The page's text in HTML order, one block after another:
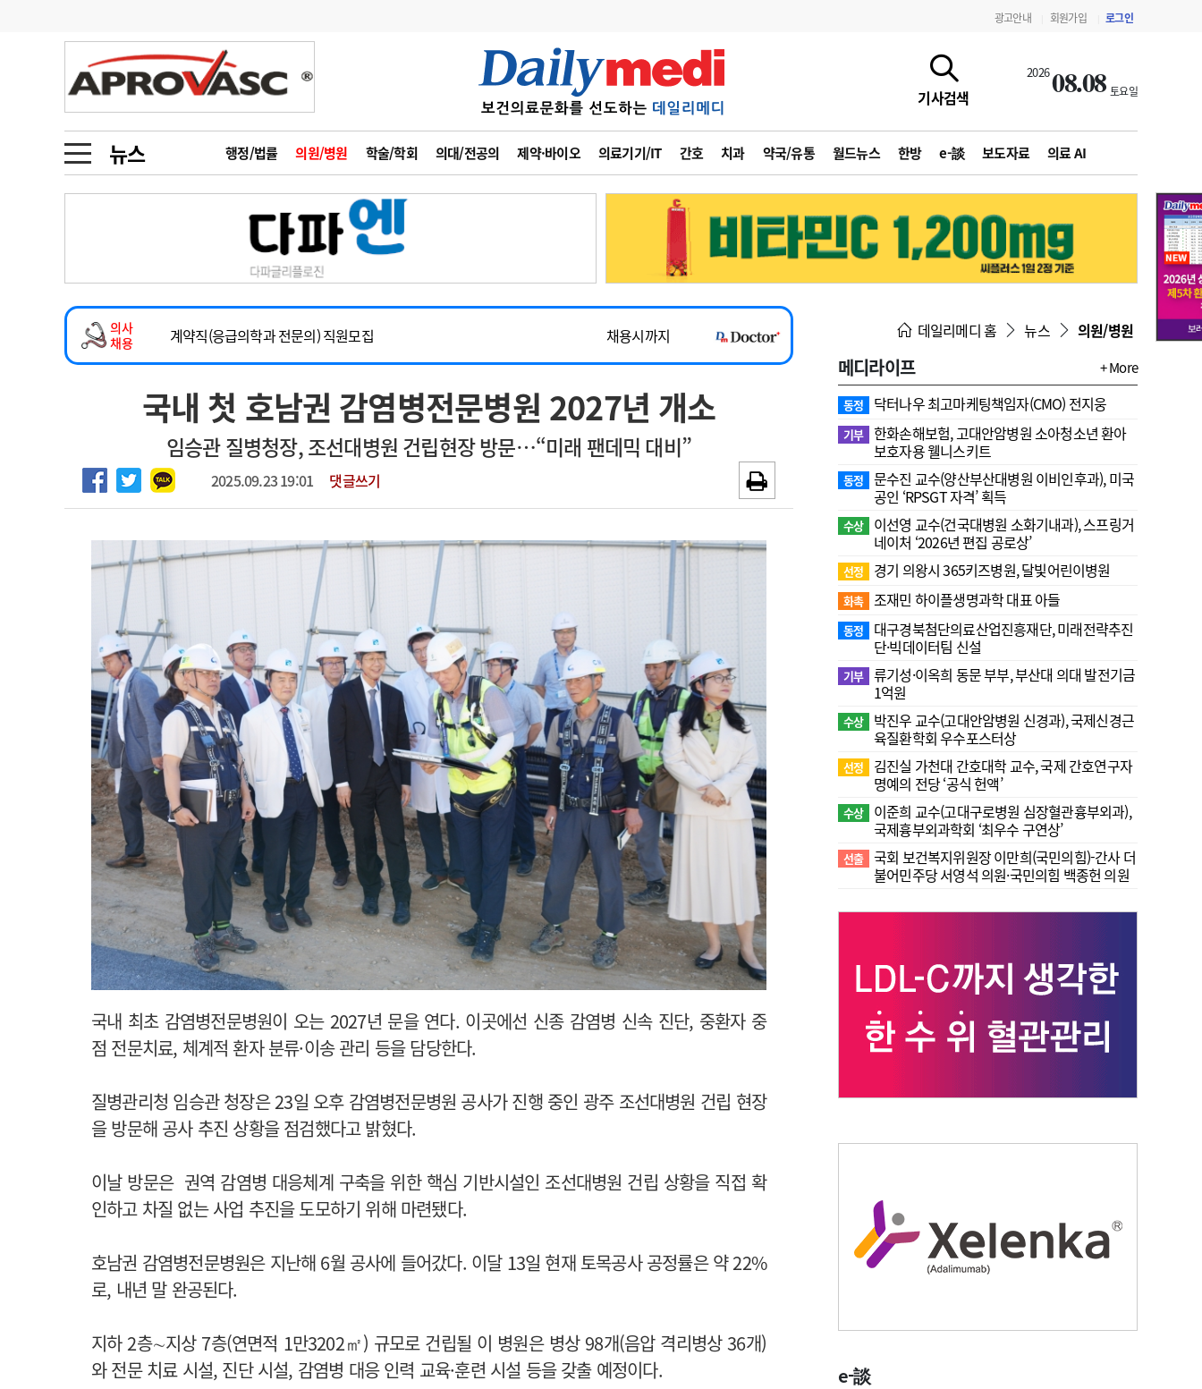
광고안내 회원가입 로그인
기사검색
202608.08 토요일
뉴스 행정/법률 의원/병원 학술/학회 의대/전공의 제약·바이오 의료기기/IT 간호 치과 약국/유통 월드뉴스 한방 e-談 보도자료 의료 AI
금주의 검색어
1
의사인력 수급 추계
2
성분명 처방
3
AI의료
4
전공의 모집 결과
6
관리급여 실시
지필공 지원책
수련환경 개선
의과대학 입시
메디인포 인사 사고
오피니언 칼럼 수첩
인물 초대석 피플
동영상뉴스
포토뉴스
메디 Hospital 지역병원 중소병원
인포메이션 행정처분 판례 정책/통계 공시 지침·기준·평가 약제급여 심사 결과
회사소개 법적고지 광고안내
의사
채용
2026년 하반기 인턴 모집
~2026-08-31
마취통증의학과 임기제 임상의사 채용
채용시까지
계약직(응급의학과 전문의) 직원모집
채용시까지
하반기 전공의(레지던트1년차) 모집
~2026-08-15
2026년 하반기 인턴 모집
~2026-08-31
마취통증의학과 임기제 임상의사 채용
채용시까지
국내 첫 호남권 감염병전문병원 2027년 개소
임승관 질병청장, 조선대병원 건립현장 방문…“미래 팬데믹 대비”
2025.09.23 19:01 댓글쓰기
국내 최초 감염병전문병원이 오는 2027년 문을 연다. 이곳에선 신종 감염병 신속 진단, 중환자 중
점 전문치료, 체계적 환자 분류·이송 관리 등을 담당한다.
질병관리청 임승관 청장은 23일 오후 감염병전문병원 공사가 진행 중인 광주 조선대병원 건립 현장
을 방문해 공사 추진 상황을 점검했다고 밝혔다.
이날 방문은 권역 감염병 대응체계 구축을 위한 핵심 기반시설인 조선대병원 건립 상황을 직접 확
인하고 차질 없는 사업 추진을 도모하기 위해 마련됐다.
호남권 감염병전문병원은 지난해 6월 공사에 들어갔다. 이달 13일 현재 토목공사 공정률은 약 22%
로, 내년 말 완공된다.
지하 2층∼지상 7층(연면적 1만3202㎡) 규모로 건립될 이 병원은 병상 98개(음압 격리병상 36개)
와 전문 치료 시설, 진단 시설, 감염병 대응 인력 교육·훈련 시설 등을 갖출 예정이다.
데일리메디 홈 뉴스 의원/병원
메디라이프 + More
동정 닥터나우 최고마케팅책임자(CMO) 전지웅
기부 한화손해보험, 고대안암병원 소아청소년 환아
보호자용 웰니스키트
동정
문수진 교수( 양산부산대병원 이비인후과), 미국
공인 ‘RPSGT 자격’ 획득
수상
이선영 교수(건국대병원 소화기내과), 스프링거
네이처 ‘2026년 편집 공로상’
선정 경기 의왕시 365키즈병원, 달빛어린이병원
화촉 조재민 하이플생명과학 대표 아들
동정
대구경북첨단의료산업진흥재단, 미래전략추진
단·빅데이터팀 신설
기부 류기성·이옥희 동문 부부, 부산대 의대 발전기금
1억원
수상
박진우 교수(고대안암병원 신경과), 국제신경근
육질환학회 우수포스터상
선정
김진실 가천대 간호대학 교수, 국제 간호연구자
명예의 전당 ‘공식 헌액’
수상
이준희 교수(고대구로병원 심장혈관흉부외과),
국제흉부외과학회 ‘최우수 구연상’
선출 국회 보건복지위원장 이만희(국민의힘)-간사 더
불어민주당 서영석 의원·국민의힘 백종헌 의원
e-談